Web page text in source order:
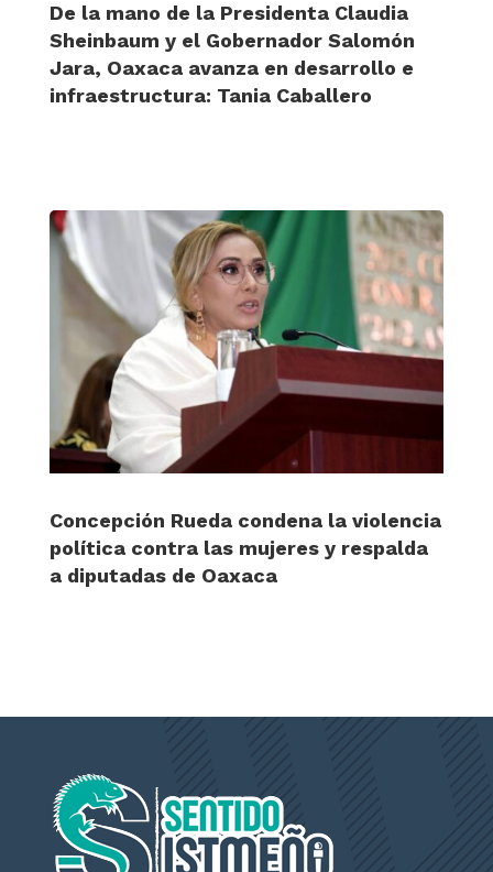
De la mano de la Presidenta Claudia
Sheinbaum y el Gobernador Salomón
Jara, Oaxaca avanza en desarrollo e
infraestructura: Tania Caballero
Concepción Rueda condena la violencia
política contra las mujeres y respalda
a diputadas de Oaxaca